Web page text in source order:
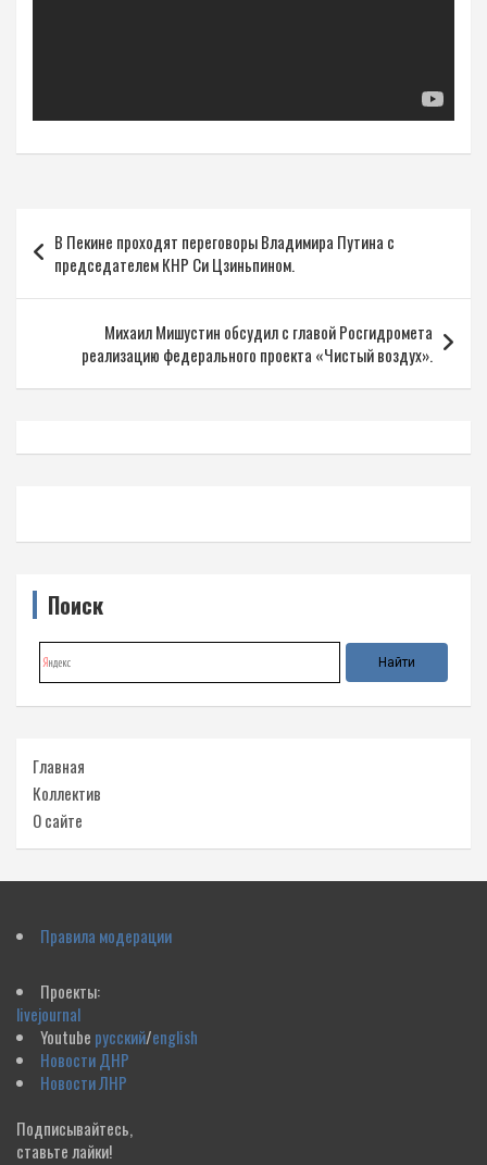
по
записям
В Пекине проходят переговоры Владимира Путина с
председателем КНР Си Цзиньпином.
Михаил Мишустин обсудил с главой Росгидромета
реализацию федерального проекта «Чистый воздух».
Поиск
Главная
Коллектив
О сайте
Правила модерации
Проекты:
livejournal
Youtube русский/english
Новости ДНР
Новости ЛНР
Подписывайтесь,
ставьте лайки!